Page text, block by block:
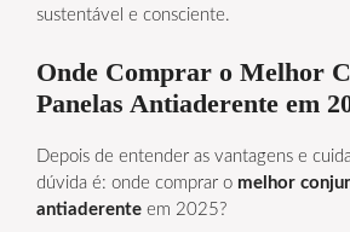
sustentável e consciente.
Onde Comprar o Melhor
Panelas Antiaderente em
Depois de entender as vantagens e
dúvida é: onde comprar o melhor
antiaderente em 2025?